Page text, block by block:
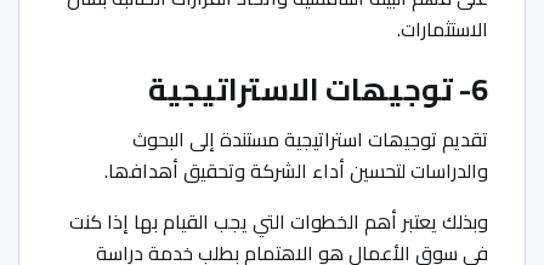
الاستثمارات.
6- توجیھات الاستراتیجیة
تقدیم توجیھات استراتیجیة مستندة إلى البحوث
والدراسات لتحسين أداء الشركة وتحقیق أھدافھا.
وبذلك يعتبر أهم الخطوات التي يجب القيام بها إذا كنت
في سوق الأعمال هو الاهتمام بطلب خدمة دراسة